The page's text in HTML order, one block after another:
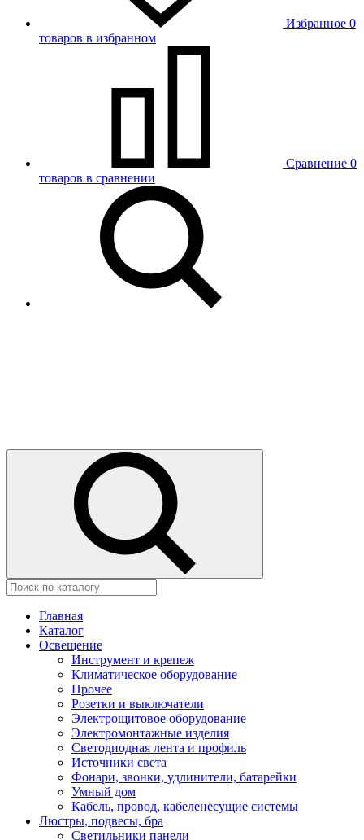
Избранное 0
товаров в избранном
Сравнение 0
товаров в сравнении
Главная
Каталог
Освещение
Инструмент и крепеж
Климатическое оборудование
Прочее
Розетки и выключатели
Электрощитовое оборудование
Электромонтажные изделия
Светодиодная лента и профиль
Источники света
Фонари, звонки, удлинители, батарейки
Умный дом
Кабель, провод, кабеленесущие системы
Люстры, подвесы, бра
Светильники панели